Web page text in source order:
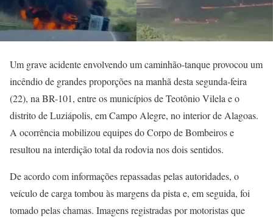
Um grave acidente envolvendo um caminhão-tanque provocou um
incêndio de grandes proporções na manhã desta segunda-feira
(22), na BR-101, entre os municípios de Teotônio Vilela e o
distrito de Luziápolis, em Campo Alegre, no interior de Alagoas.
A ocorrência mobilizou equipes do Corpo de Bombeiros e
resultou na interdição total da rodovia nos dois sentidos.
De acordo com informações repassadas pelas autoridades, o
veículo de carga tombou às margens da pista e, em seguida, foi
tomado pelas chamas. Imagens registradas por motoristas que